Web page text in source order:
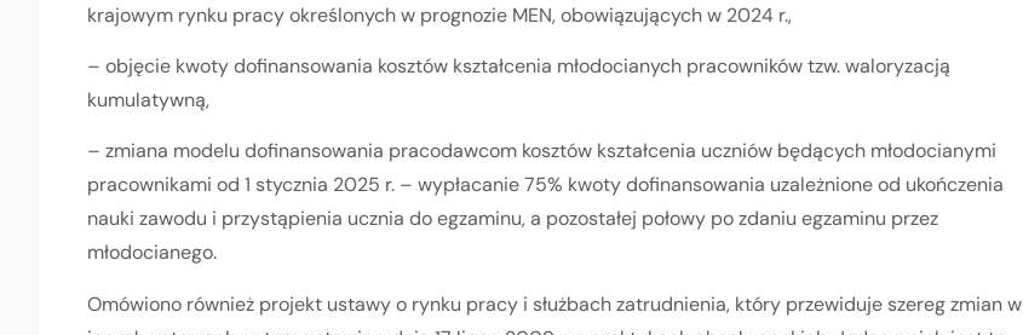
krajowym rynku pracy określonych w prognozie MEN, obowiązujących w 2024 r.,
– objęcie kwoty dofinansowania kosztów kształcenia młodocianych pracowników tzw. waloryzacją
kumulatywną,
– zmiana modelu dofinansowania pracodawcom kosztów kształcenia uczniów będących młodocianymi
pracownikami od 1 stycznia 2025 r. – wypłacanie 75% kwoty dofinansowania uzależnione od ukończenia
nauki zawodu i przystąpienia ucznia do egzaminu, a pozostałej połowy po zdaniu egzaminu przez
młodocianego.
Omówiono również projekt ustawy o rynku pracy i służbach zatrudnienia, który przewiduje szereg zmian w